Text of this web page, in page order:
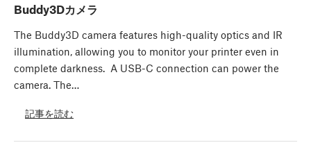
Buddy3Dカメラ
The Buddy3D camera features high-quality optics and IR
illumination, allowing you to monitor your printer even in
complete darkness. A USB-C connection can power the
camera. The…
記事を読む